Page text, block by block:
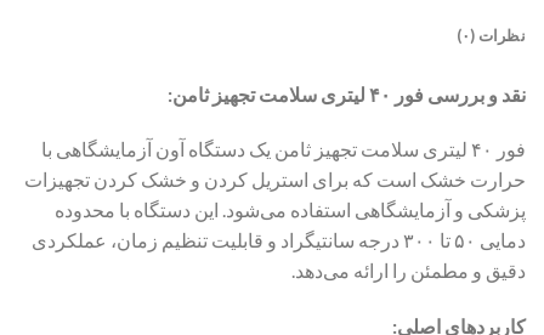
نظرات (۰)
نقد و بررسی فور ۴۰ لیتری سلامت تجهیز ثامن:
فور ۴۰ لیتری سلامت تجهیز ثامن یک دستگاه آون آزمایشگاهی با
حرارت خشک است که برای استریل کردن و خشک کردن تجهیزات
پزشکی و آزمایشگاهی استفاده می‌شود. این دستگاه با محدوده
دمایی ۵۰ تا ۳۰۰ درجه سانتیگراد و قابلیت تنظیم زمان، عملکردی
دقیق و مطمئن را ارائه می‌دهد.
کاربردهای اصلی: